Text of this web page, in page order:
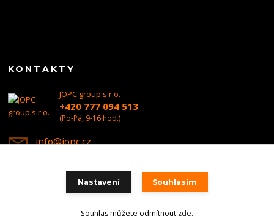
KONTAKTY
JOPC group s.r.o.
+420 777 094 513
(Po-Pá, 9-16 hod.)
info@jopc.cz
Nastavení Souhlasím
Souhlas můžete odmítnout zde.